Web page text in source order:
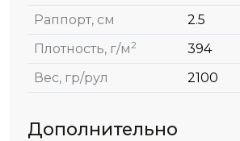
Раппорт, см
2.5
Плотность, г/м2
394
Вес, гр/рул
2100
Дополнительно